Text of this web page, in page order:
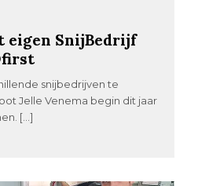
eigen SnijBedrijf
snijbedrijven te
Jelle Venema begin dit jaar
[…]